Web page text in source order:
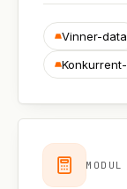
Vinner-data
MODUL